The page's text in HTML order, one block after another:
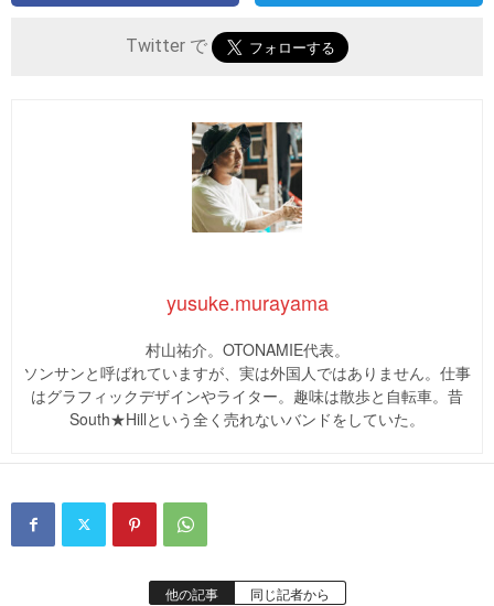
Twitter で
yusuke.murayama
村山祐介。OTONAMIE代表。
ソンサンと呼ばれていますが、実は外国人ではありません。仕事
はグラフィックデザインやライター。趣味は散歩と自転車。昔
South★Hillという全く売れないバンドをしていた。
他の記事 同じ記者から